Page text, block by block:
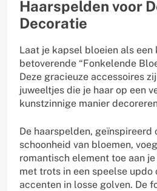
Haarspelden voor
Decoratie
Laat je kapsel bloeien als
betoverende “Fonkelende
Deze gracieuze accessoires
juweeltjes die je haar op een
kunstzinnige manier
De haarspelden, geïnspireerd
schoonheid van bloemen,
romantisch element toe aan
met trots in een speelse
accenten in losse golven. De